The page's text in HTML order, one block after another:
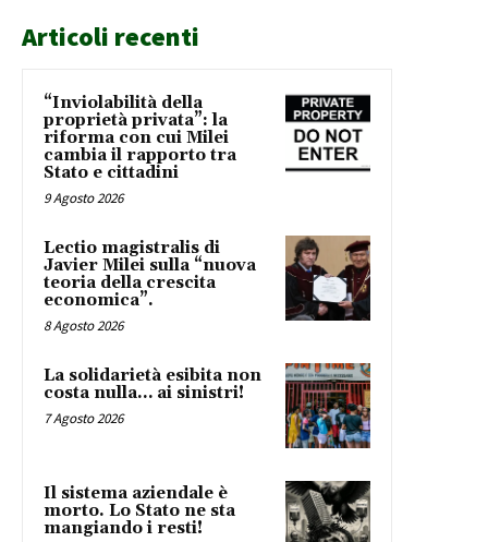
Articoli recenti
“Inviolabilità della
proprietà privata”: la
riforma con cui Milei
cambia il rapporto tra
Stato e cittadini
9 Agosto 2026
Lectio magistralis di
Javier Milei sulla “nuova
teoria della crescita
economica”.
8 Agosto 2026
La solidarietà esibita non
costa nulla… ai sinistri!
7 Agosto 2026
Il sistema aziendale è
morto. Lo Stato ne sta
mangiando i resti!